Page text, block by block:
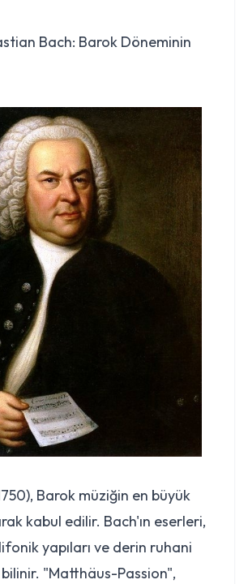
Bach: Barok Döneminin
Barok müziğin en büyük
kabul edilir. Bach'ın eserleri,
yapıları ve derin ruhani
"Matthäus-Passion",